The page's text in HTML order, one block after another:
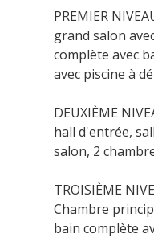
PREMIER
grand salon
complète avec
avec piscine à
DEUXIÈME
hall d'entrée,
salon, 2
TROISIÈME
Chambre
bain complète